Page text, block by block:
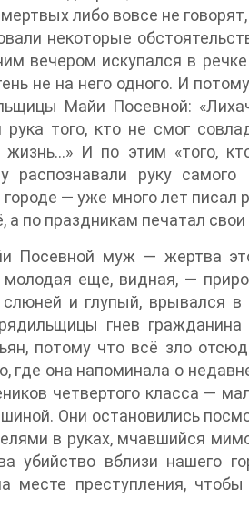
либо вовсе не
некоторые
вечером искупался в
не на него одного. И
Майи Посевной:
того, кто не смог
И по этим «того,
распознавали руку
— уже много лет писал
а по праздникам печатал
Посевной муж — жертва
молодая еще, видная, —
и глупый, врывался
гнев
потому что всё зло
она напоминала о
четвертого класса —
Они остановились
в руках, мчавшийся
убийство вблизи нашего
месте преступления,